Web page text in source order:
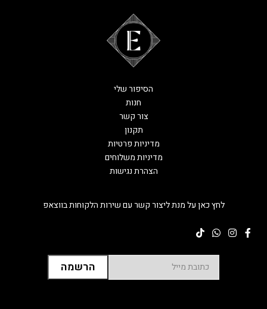
לחץ כאן על מנת ליצור קשר עם שירות הלקוחות בווצאפ
הסיפור שלי
חנות
צור קשר
תקנון
מדיניות פרטיות
מדיניות משלוחים
הצהרת נגישות